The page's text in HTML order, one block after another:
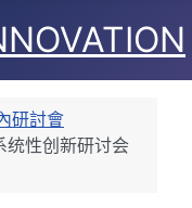
研討會
性创新研讨会